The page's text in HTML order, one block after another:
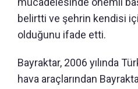
belirtti ve şehrin kendisi
olduğunu ifade etti.
Bayraktar, 2006 yılında
hava araçlarından